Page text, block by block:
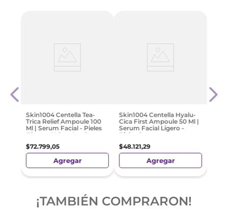
Skin1004 Centella Tea-
Trica Relief Ampoule 100
Ml | Serum Facial - Pieles
Oleosas Y Con Acné
$72.799,05
Agregar
Skin1004 Centella Hyalu-
Cica First Ampoule 50 Ml |
Serum Facial Ligero -
Pieles Secas
$48.121,29
Agregar
G
¡TAMBIÉN COMPRARON!